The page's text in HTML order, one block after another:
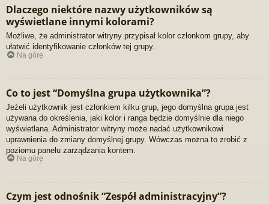
Dlaczego niektóre nazwy użytkowników są
wyświetlane innymi kolorami?
Możliwe, że administrator witryny przypisał kolor członkom grupy, aby
ułatwić identyfikowanie członków tej grupy.
Na górę
Co to jest “Domyślna grupa użytkownika”?
Jeżeli użytkownik jest członkiem kilku grup, jego domyślna grupa jest
używana do określenia, jaki kolor i ranga będzie domyślnie dla niego
wyświetlana. Administrator witryny może nadać użytkownikowi
uprawnienia do zmiany domyślnej grupy. Wówczas można to zrobić z
poziomu panelu zarządzania kontem.
Na górę
Czym jest odnośnik “Zespół administracyjny”?